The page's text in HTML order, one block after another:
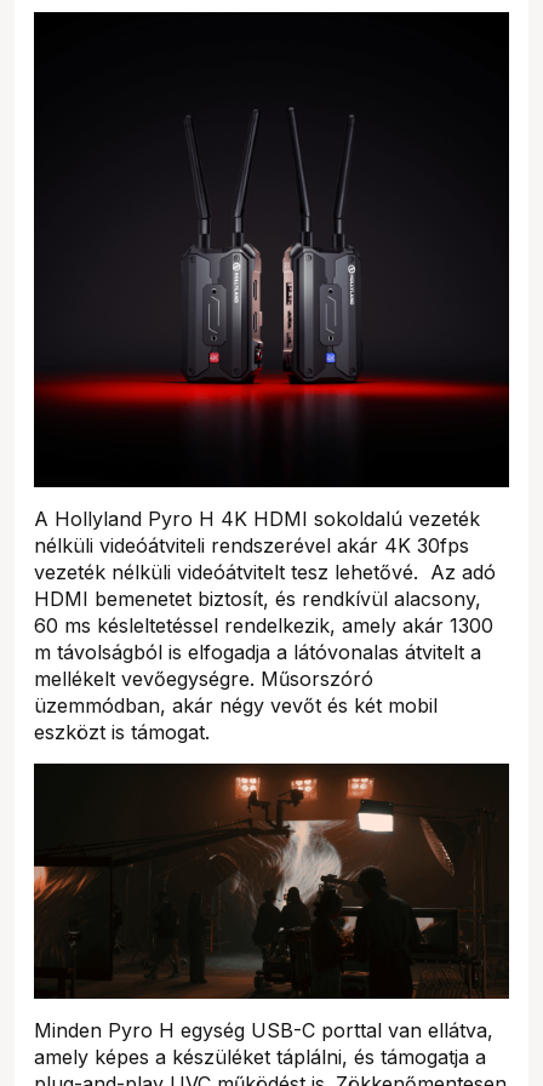
A Hollyland Pyro H 4K HDMI sokoldalú vezeték
nélküli videóátviteli rendszerével akár 4K 30fps
vezeték nélküli videóátvitelt tesz lehetővé. Az adó
HDMI bemenetet biztosít, és rendkívül alacsony,
60 ms késleltetéssel rendelkezik, amely akár 1300
m távolságból is elfogadja a látóvonalas átvitelt a
mellékelt vevőegységre. Műsorszóró
üzemmódban, akár négy vevőt és két mobil
eszközt is támogat.
Minden Pyro H egység USB-C porttal van ellátva,
amely képes a készüléket táplálni, és támogatja a